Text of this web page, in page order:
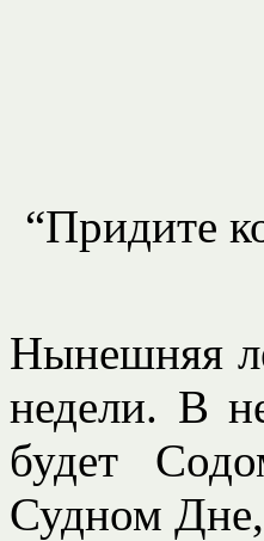
“Придите
Нынешняя
недели. В
будет
Судном Дне,